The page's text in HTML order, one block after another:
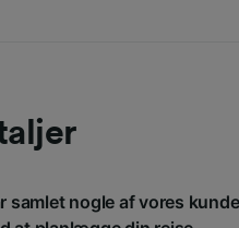
samlet nogle af vores